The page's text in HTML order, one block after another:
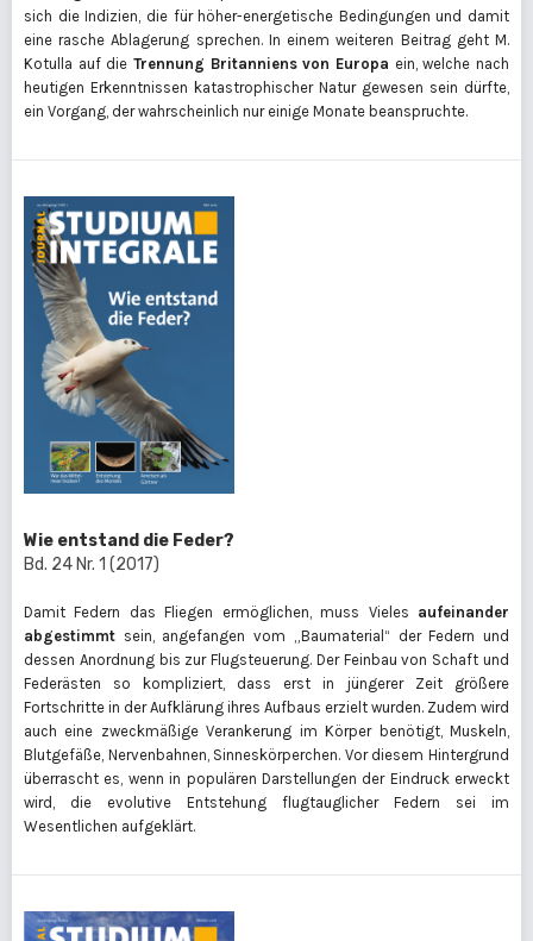
sich die Indizien, die für höher-energetische Bedingungen und damit
eine rasche Ablagerung sprechen. In einem weiteren Beitrag geht M.
Kotulla auf die Trennung Britanniens von Europa ein, welche nach
heutigen Erkenntnissen katastrophischer Natur gewesen sein dürfte,
ein Vorgang, der wahrscheinlich nur einige Monate beanspruchte.
Wie entstand die Feder?
Bd. 24 Nr. 1 (2017)
Damit Federn das Fliegen ermöglichen, muss Vieles aufeinander
abgestimmt sein, angefangen vom „Baumaterial“ der Federn und
dessen Anordnung bis zur Flugsteuerung. Der Feinbau von Schaft und
Federästen so kompliziert, dass erst in jüngerer Zeit größere
Fortschritte in der Aufklärung ihres Aufbaus erzielt wurden. Zudem wird
auch eine zweckmäßige Verankerung im Körper benötigt, Muskeln,
Blutgefäße, Nervenbahnen, Sinneskörperchen. Vor diesem Hintergrund
überrascht es, wenn in populären Darstellungen der Eindruck erweckt
wird, die evolutive Entstehung flugtauglicher Federn sei im
Wesentlichen aufgeklärt.